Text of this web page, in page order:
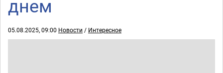
днем
05.08.2025, 09:00 Новости / Интересное